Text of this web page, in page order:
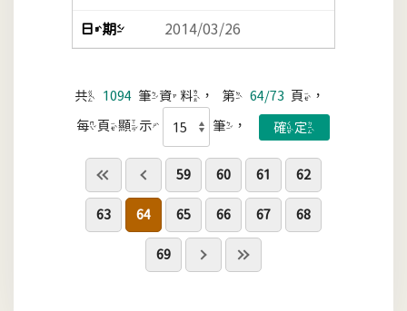
2014/03/26
共 1094 筆資料，第 64/73 頁，
每頁顯示 筆，
59 60 61 62
63 64 65 66 67 68
69